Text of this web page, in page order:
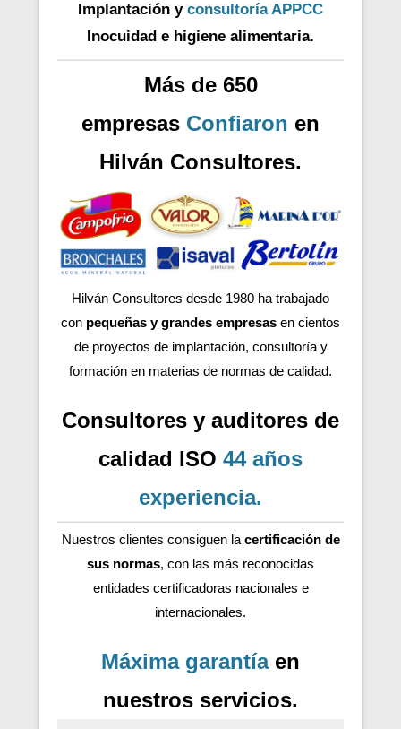
Implantación y consultoría APPCC
Inocuidad e higiene alimentaria.
Más de 650
empresas Confiaron en
Hilván Consultores.
Hilván Consultores desde 1980 ha trabajado
con pequeñas y grandes empresas en cientos
de proyectos de implantación, consultoría y
formación en materias de normas de calidad.
Consultores y auditores de
calidad ISO 44 años
experiencia.
Nuestros clientes consiguen la certificación de
sus normas, con las más reconocidas
entidades certificadoras nacionales e
internacionales.
Máxima garantíaen
nuestros servicios.